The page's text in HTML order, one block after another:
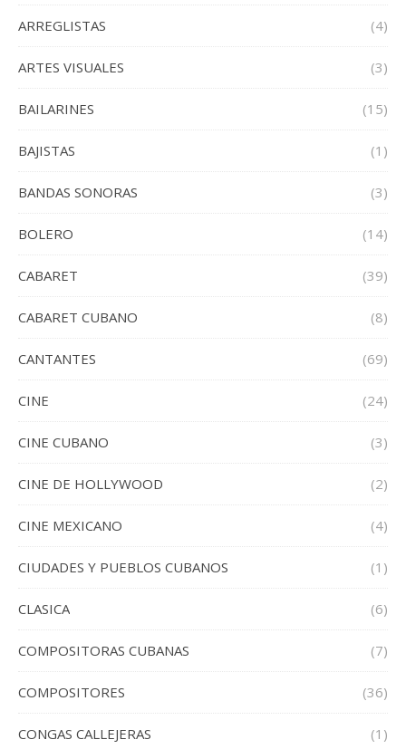
ARREGLISTAS (4)
ARTES VISUALES (3)
BAILARINES (15)
BAJISTAS (1)
BANDAS SONORAS (3)
BOLERO (14)
CABARET (39)
CABARET CUBANO (8)
CANTANTES (69)
CINE (24)
CINE CUBANO (3)
CINE DE HOLLYWOOD (2)
CINE MEXICANO (4)
CIUDADES Y PUEBLOS CUBANOS (1)
CLASICA (6)
COMPOSITORAS CUBANAS (7)
COMPOSITORES (36)
CONGAS CALLEJERAS (1)